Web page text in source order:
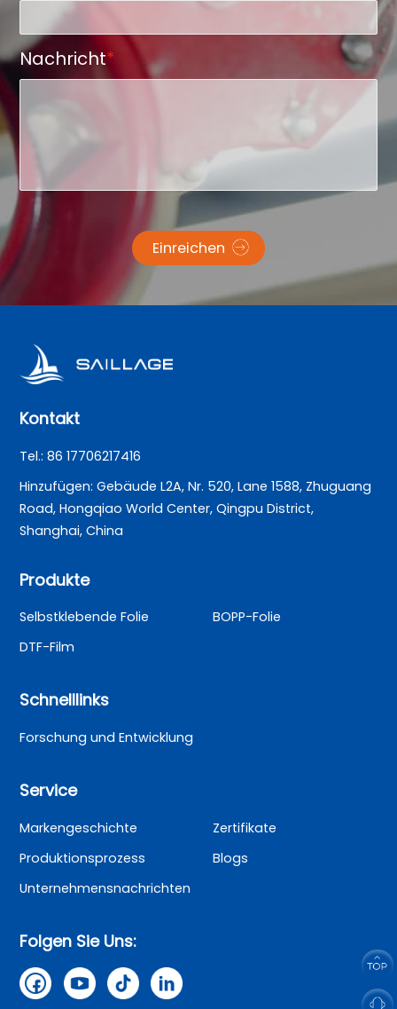
Nachricht*
Einreichen
Kontakt
Tel.: 86 17706217416
Hinzufügen: Gebäude L2A, Nr. 520, Lane 1588, Zhuguang
Road, Hongqiao World Center, Qingpu District,
Shanghai, China
Produkte
Selbstklebende Folie
BOPP-Folie
DTF-Film
Schnelllinks
Forschung und Entwicklung
Service
Markengeschichte
Zertifikate
Produktionsprozess
Blogs
Unternehmensnachrichten
Folgen Sie Uns: